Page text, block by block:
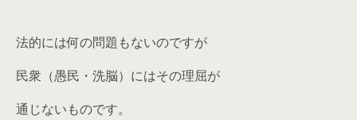
法的には何の問題もないのですが
民衆（愚民・洗脳）にはその理屈が
通じないものです。